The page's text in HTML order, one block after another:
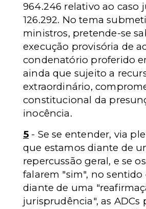
964.246 relativo ao caso
126.292. No tema
ministros, pretende-se
execução provisória de
condenatório proferido
ainda que sujeito a
extraordinário,
constitucional da
inocência.
5 - Se se entender, via
que estamos diante de
repercussão geral, e se
falarem "sim", no sentido
diante de uma
jurisprudência", as ADCs